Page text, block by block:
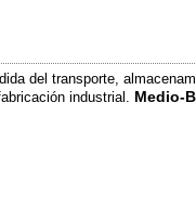
del transporte,
industrial. Medio-